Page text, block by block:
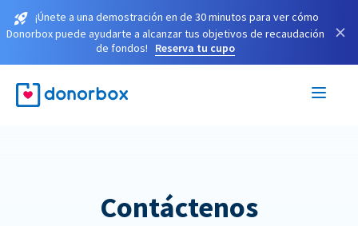
¡Únete a una demostración en de 30 minutos para ver cómo
Donorbox puede ayudarte a alcanzar tus objetivos de recaudación
de fondos!
Reserva tu cupo
×
Contáctenos